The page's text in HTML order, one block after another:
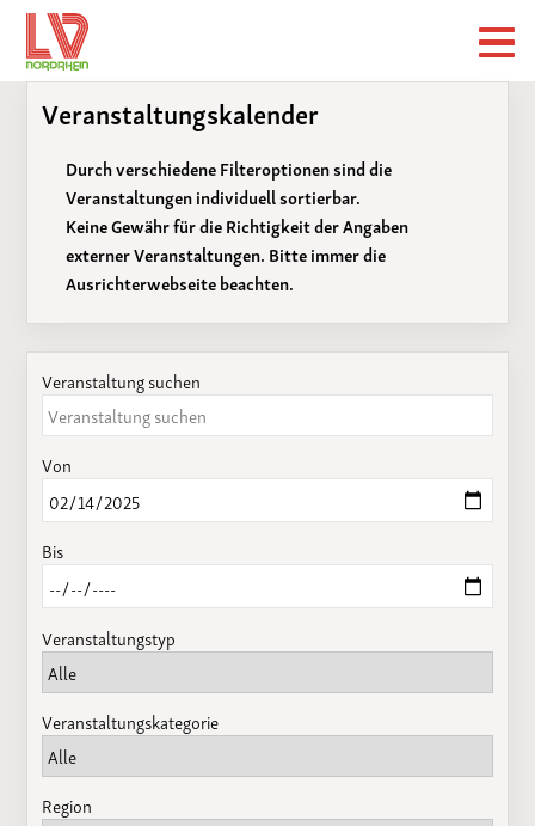
Veranstaltungskalender
Durch verschiedene Filteroptionen sind die
Veranstaltungen individuell sortierbar.
Keine Gewähr für die Richtigkeit der Angaben
externer Veranstaltungen. Bitte immer die
Ausrichterwebseite beachten.
Veranstaltung suchen
Von
Bis
Veranstaltungstyp
Veranstaltungskategorie
Region